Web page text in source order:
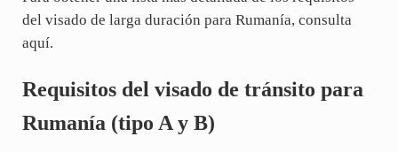
del visado de larga duración para Rumanía, consulta
aquí.
Requisitos del visado de tránsito para
Rumanía (tipo A y B)